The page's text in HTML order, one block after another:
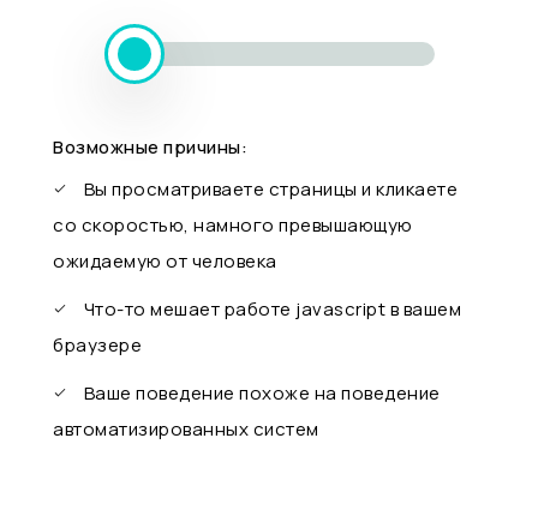
Возможные причины:
Вы просматриваете страницы и кликаете
со скоростью, намного превышающую
ожидаемую от человека
Что-то мешает работе javascript в вашем
браузере
Ваше поведение похоже на поведение
автоматизированных систем